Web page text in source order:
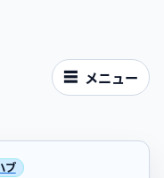
メニュー